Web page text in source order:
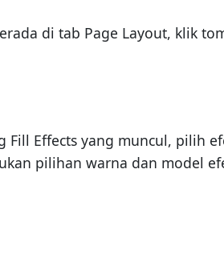
di tab Page Layout, klik
Fill Effects yang muncul, pilih
pilihan warna dan model